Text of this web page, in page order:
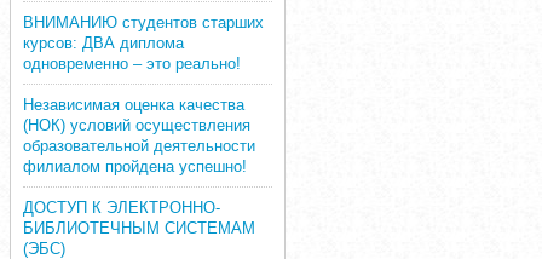
ВНИМАНИЮ студентов старших
курсов: ДВА диплома
одновременно – это реально!
Независимая оценка качества
(НОК) условий осуществления
образовательной деятельности
филиалом пройдена успешно!
ДОСТУП К ЭЛЕКТРОННО-
БИБЛИОТЕЧНЫМ СИСТЕМАМ
(ЭБС)